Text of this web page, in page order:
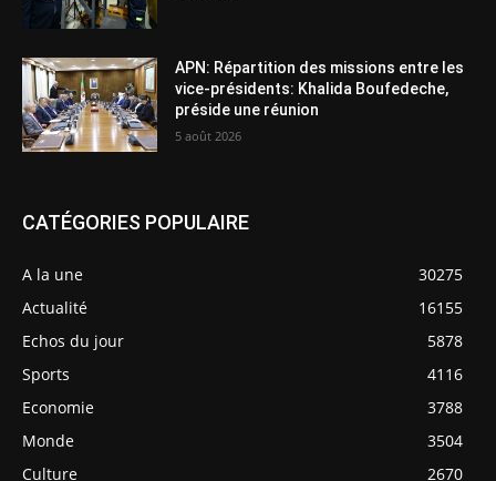
APN: Répartition des missions entre les
vice-présidents: Khalida Boufedeche,
préside une réunion
5 août 2026
CATÉGORIES POPULAIRE
A la une
30275
Actualité
16155
Echos du jour
5878
Sports
4116
Economie
3788
Monde
3504
Culture
2670